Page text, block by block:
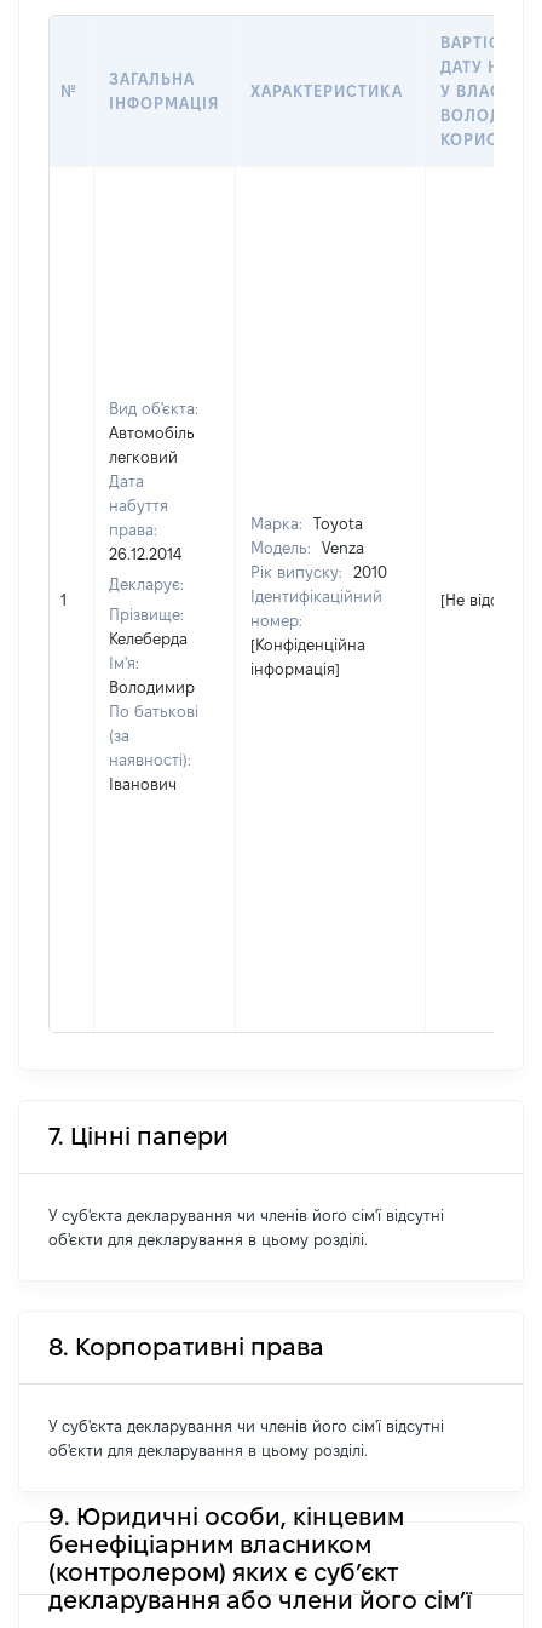
№
ЗАГАЛЬНА
ІНФОРМАЦІЯ
ХАРАКТЕРИСТИКА
ВАРТІСТЬ
ДАТУ
У
1
Вид об'єкта:
Автомобіль
легковий
Дата
набуття
права:
26.12.2014
Декларує:
Прізвище:
Келеберда
Ім'я:
Володимир
По батькові
(за
наявності):
Іванович
Марка:
Toyota
Модель:
Venza
Рік випуску:
2010
Ідентифікаційний
номер:
[Конфіденційна
інформація]
[Не відомо]
7. Цінні папери
У суб'єкта декларування чи членів його сім'ї відсутні
об'єкти для декларування в цьому розділі.
8. Корпоративні права
У суб'єкта декларування чи членів його сім'ї відсутні
об'єкти для декларування в цьому розділі.
9. Юридичні особи, кінцевим
бенефіціарним власником
(контролером) яких є суб’єкт
декларування або члени його сім’ї